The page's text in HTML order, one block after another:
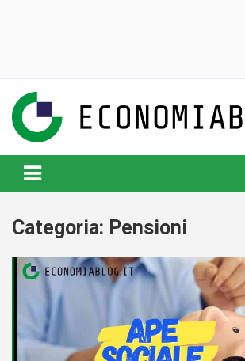
content
www.economiablog.it
Categoria: Pensioni